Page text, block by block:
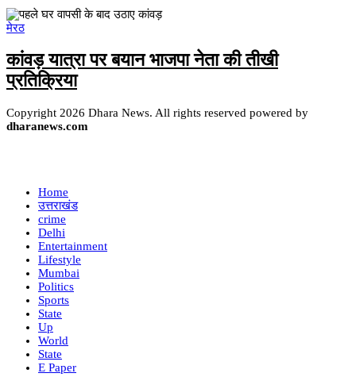
मेरठ
कांवड़ यात्रा पर बयान भाजपा नेता की तीखी
प्रतिक्रिया
Copyright 2026 Dhara News. All rights reserved powered by
dharanews.com
Home
उत्तराखंड
crime
Delhi
Entertainment
Lifestyle
Mumbai
Politics
Sports
State
Up
World
State
E Paper